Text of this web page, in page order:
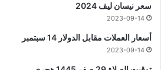
سعر نيسان ليف 2024
2023-09-14
أسعار العملات مقابل الدولار 14 سبتمبر
2023-09-14